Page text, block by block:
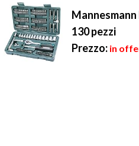
130 pezzi
Prezzo: in